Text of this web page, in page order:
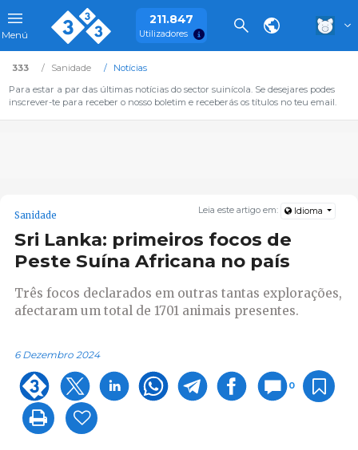
Menú
211.847
Utilizadores
333 Sanidade
Notícias
Para estar a par das últimas notícias do sector suinícola. Se desejares podes
inscrever-te para receber o nosso boletim e receberás os títulos no teu email.
Leia este artigo em: Idioma
Sanidade
Sri Lanka: primeiros focos de
Peste Suína Africana no país
Três focos declarados em outras tantas explorações,
afectaram um total de 1701 animais presentes.
6 Dezembro 2024
0